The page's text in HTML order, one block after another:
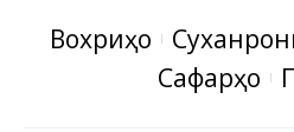
Вохӯриҳо
Сафарҳо